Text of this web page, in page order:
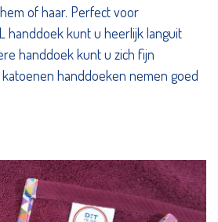
of haar. Perfect voor
handdoek kunt u heerlijk languit
handdoek kunt u zich fijn
handdoeken nemen goed